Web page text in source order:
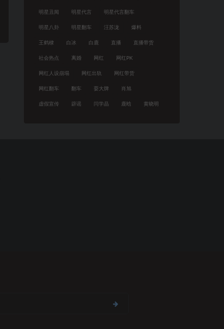
明星丑闻 明星代言 明星代言翻车
明星八卦 明星翻车 汪苏泷 爆料
王鹤棣 白冰 白鹿 直播 直播带货
社会热点 离婚 网红 网红PK
网红人设崩塌 网红出轨 网红带货
网红翻车 翻车 耍大牌 肖旭
虚假宣传 辟谣 闫学晶 鹿晗 黄晓明